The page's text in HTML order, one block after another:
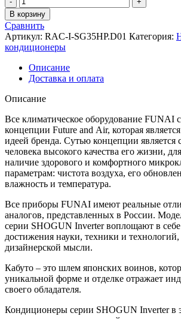
товара
Инверторные
сплит
системы
серии
SHOGUN
Inverter
RAC-
I-
В корзину
Сравнить
Артикул: RAC-I-SG35HP.D01 Категория:
кондиционеры
Описание
Доставка и оплата
Описание
Все климатическое оборудование FUNAI
концепции Future and Air, которая является
идеей бренда. Сутью концепции является
человека высокого качества его жизни,
наличие здорового и комфортного
параметрам: чистота воздуха, его
влажность и температура.
Все приборы FUNAI имеют реальные
аналогов, представленных в России.
серии SHOGUN Inverter воплощают в себе новейшие
достижения науки, техники и
дизайнерской мысли.
Кабуто – это шлем японских воинов,
уникальной форме и отделке отражает
своего обладателя.
Кондиционеры серии SHOGUN Inverter в